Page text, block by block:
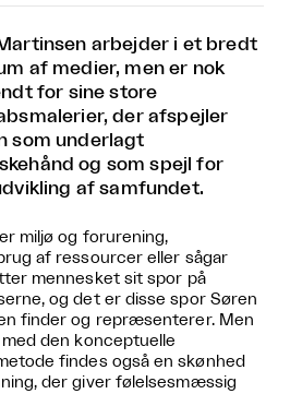
arbejder i et bredt
af medier, men er nok
for sine store
der afspejler
som underlagt
og som spejl for
af samfundet.
miljø og forurening,
af ressourcer eller sågar
mennesket sit spor på
og det er disse spor Søren
finder og repræsenterer. Men
den konceptuelle
findes også en skønhed
der giver følelsesmæssig